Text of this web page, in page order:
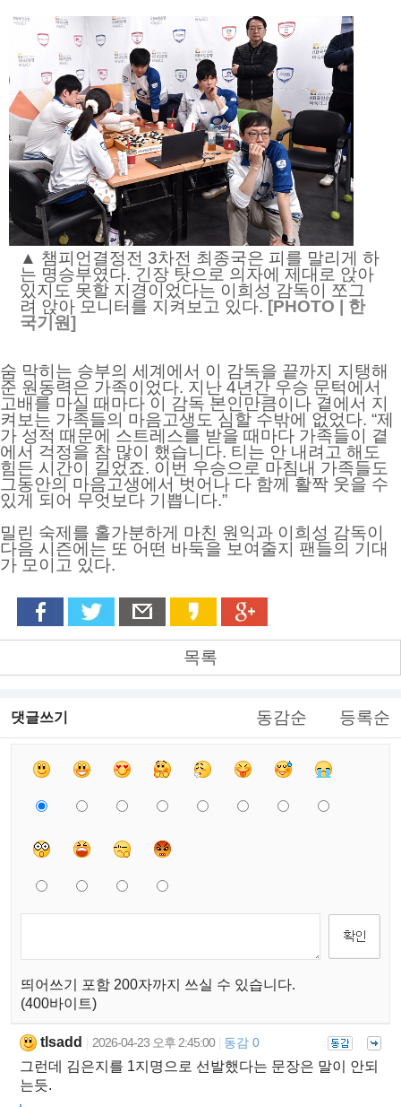
▲ 챔피언결정전 3차전 최종국은 피를 말리게 하
는 명승부였다. 긴장 탓으로 의자에 제대로 앉아
있지도 못할 지경이었다는 이희성 감독이 쪼그
려 앉아 모니터를 지켜보고 있다. [PHOTO | 한
국기원]
숨 막히는 승부의 세계에서 이 감독을 끝까지 지탱해
준 원동력은 가족이었다. 지난 4년간 우승 문턱에서
고배를 마실 때마다 이 감독 본인만큼이나 곁에서 지
켜보는 가족들의 마음고생도 심할 수밖에 없었다. “제
가 성적 때문에 스트레스를 받을 때마다 가족들이 곁
에서 걱정을 참 많이 했습니다. 티는 안 내려고 해도
힘든 시간이 길었죠. 이번 우승으로 마침내 가족들도
그동안의 마음고생에서 벗어나 다 함께 활짝 웃을 수
있게 되어 무엇보다 기쁩니다.”
밀린 숙제를 홀가분하게 마친 원익과 이희성 감독이
다음 시즌에는 또 어떤 바둑을 보여줄지 팬들의 기대
가 모이고 있다.
목록
댓글쓰기 동감순 등록순
띄어쓰기 포함 200자까지 쓰실 수 있습니다.
(400바이트)
tlsadd 2026-04-23 오후 2:45:00 동감 0
그런데 김은지를 1지명으로 선발했다는 문장은 말이 안되
는듯.